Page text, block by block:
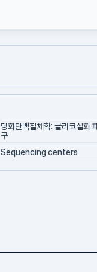
당화단백질체학: 글리코실화
구
Sequencing centers